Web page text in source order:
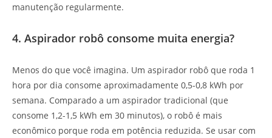
manutenção regularmente.
4. Aspirador robô consome muita energia?
Menos do que você imagina. Um aspirador robô que roda 1
hora por dia consome aproximadamente 0,5-0,8 kWh por
semana. Comparado a um aspirador tradicional (que
consome 1,2-1,5 kWh em 30 minutos), o robô é mais
econômico porque roda em potência reduzida. Se usar com